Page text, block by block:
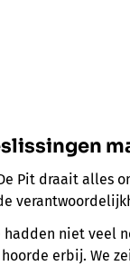
Pit draait alles
hadden niet veel
erbij. We